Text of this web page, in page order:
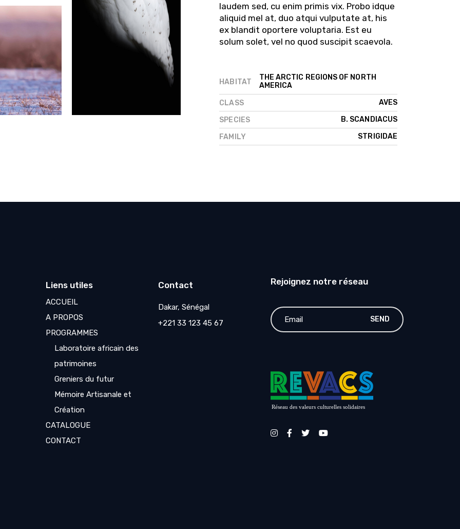
laudem sed, cu enim primis vix. Probo idque
aliquid mel at, duo atqui vulputate at, his
ex blandit oportere voluptaria. Est eu
solum solet, vel no quod suscipit scaevola.
HABITAT
THE ARCTIC REGIONS OF NORTH
AMERICA
CLASS
AVES
SPECIES
B. SCANDIACUS
FAMILY
STRIGIDAE
Liens utiles
ACCUEIL
A PROPOS
PROGRAMMES
Laboratoire africain des
patrimoines
Greniers du futur
Mémoire Artisanale et
Création
CATALOGUE
CONTACT
Contact
Dakar, Sénégal
+221 33 123 45 67
Rejoignez notre réseau
SEND
Réseau des valeurs culturelles solidaires